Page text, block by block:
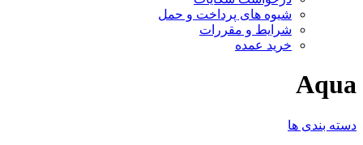
شیوه های پرداخت و حمل
شرایط و مقررات
خرید عمده
Aqua
دسته بندی ها